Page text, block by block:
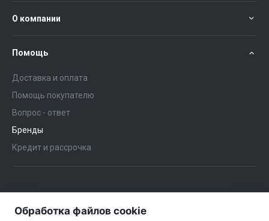
О компании
Помощь
Доставка и оплата
Помощь покупателю
Вопрос - ответ
Бренды
Кредит и рассрочка
+375 (29) 563-57-02
Обработка файлов cookie